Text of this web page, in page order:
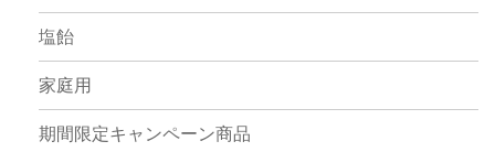
塩飴
家庭用
期間限定キャンペーン商品